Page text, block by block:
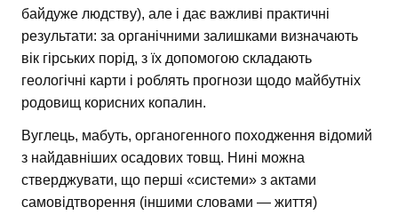
байдуже людству), але і дає важливі практичні
результати: за органічними залишками визначають
вік гірських порід, з їх допомогою складають
геологічні карти і роблять прогнози щодо майбутніх
родовищ корисних копалин.
Вуглець, мабуть, органогенного походження відомий
з найдавніших осадових товщ. Нині можна
стверджувати, що перші «системи» з актами
самовідтворення (іншими словами — життя)